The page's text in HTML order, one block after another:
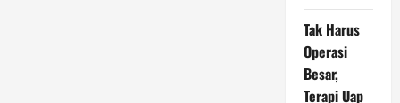
Tak Harus
Operasi
Besar,
Terapi Uap